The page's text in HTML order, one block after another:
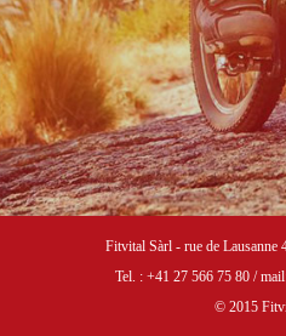
Fitvital Sàrl - rue de Lausanne
Tel. : +41 27 566 75 80 /
© 2015